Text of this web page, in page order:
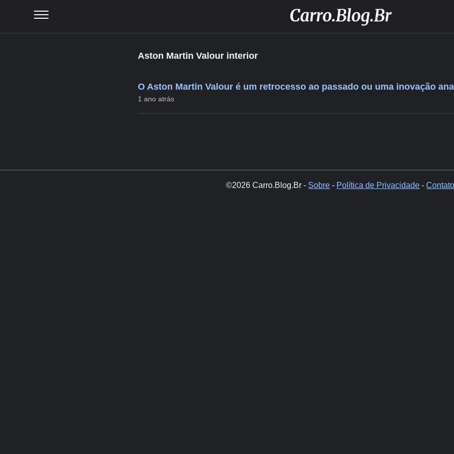
Aston Martin Valour interior
O Aston Martin Valour é um retrocesso ao passado ou uma inovação
1 ano atrás
©2026 Carro.Blog.Br - Sobre - Política de Privacidade -Contato